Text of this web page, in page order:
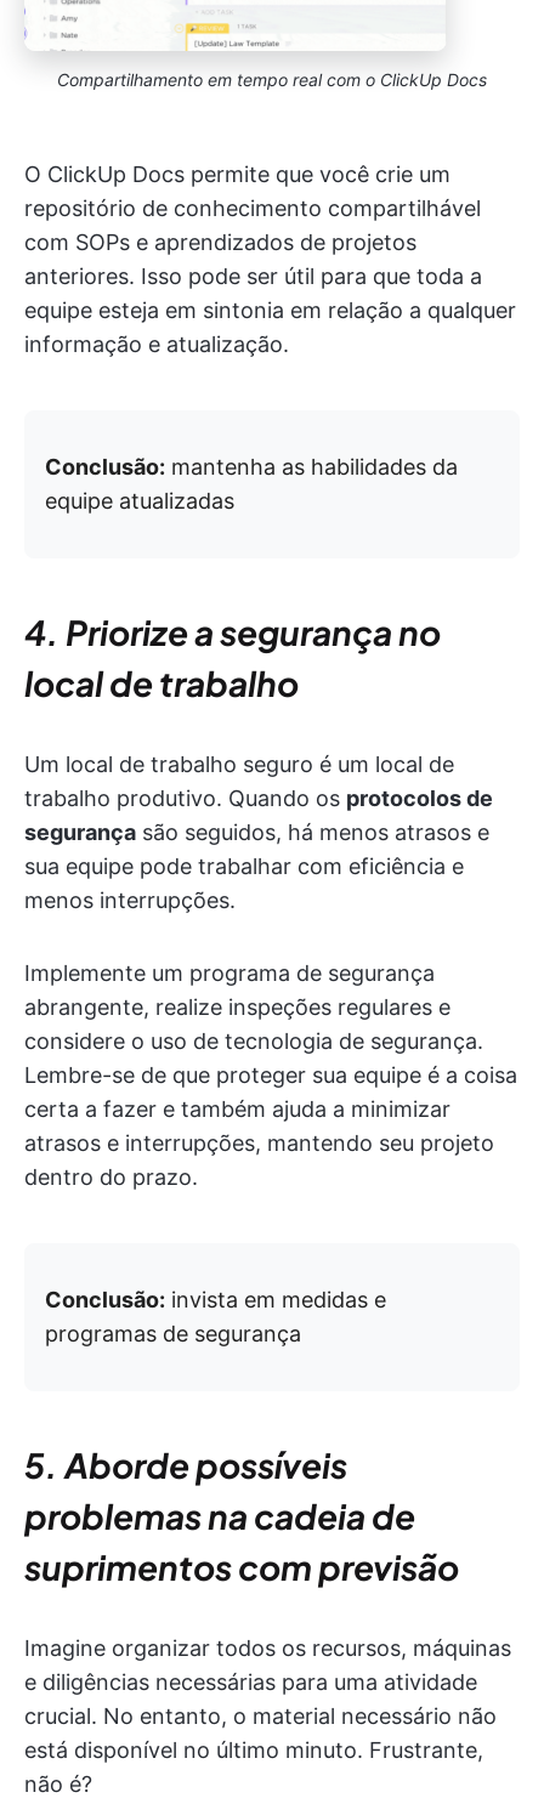
Compartilhamento em tempo real com o ClickUp Docs
O ClickUp Docs permite que você crie um
repositório de conhecimento compartilhável
com SOPs e aprendizados de projetos
anteriores. Isso pode ser útil para que toda a
equipe esteja em sintonia em relação a qualquer
informação e atualização.
Conclusão: mantenha as habilidades da
equipe atualizadas
4. Priorize a segurança no
local de trabalho
Um local de trabalho seguro é um local de
trabalho produtivo. Quando os protocolos de
segurança são seguidos, há menos atrasos e
sua equipe pode trabalhar com eficiência e
menos interrupções.
Implemente um programa de segurança
abrangente, realize inspeções regulares e
considere o uso de tecnologia de segurança.
Lembre-se de que proteger sua equipe é a coisa
certa a fazer e também ajuda a minimizar
atrasos e interrupções, mantendo seu projeto
dentro do prazo.
Conclusão: invista em medidas e
programas de segurança
5. Aborde possíveis
problemas na cadeia de
suprimentos com previsão
Imagine organizar todos os recursos, máquinas
e diligências necessárias para uma atividade
crucial. No entanto, o material necessário não
está disponível no último minuto. Frustrante,
não é?